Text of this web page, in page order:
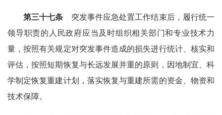
第三十七条 突发事件应急处置工作结束后，履行统一
领导职责的人民政府应当及时组织相关部门和专业技术力
量，按照有关规定对突发事件造成的损失进行统计、核实和
评估，按照短期恢复与长远发展并重的原则，因地制宜、科
学制定恢复重建计划，落实恢复与重建所需的资金、物资和
技术保障。